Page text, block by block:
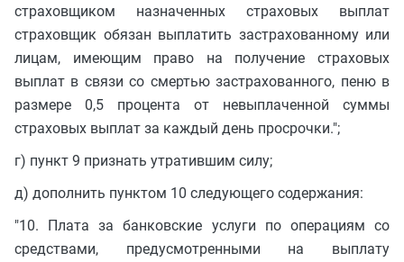
страховщиком назначенных страховых выплат
страховщик обязан выплатить застрахованному или
лицам, имеющим право на получение страховых
выплат в связи со смертью застрахованного, пеню в
размере 0,5 процента от невыплаченной суммы
страховых выплат за каждый день просрочки.";
г) пункт 9 признать утратившим силу;
д) дополнить пунктом 10 следующего содержания:
"10. Плата за банковские услуги по операциям со
средствами, предусмотренными на выплату